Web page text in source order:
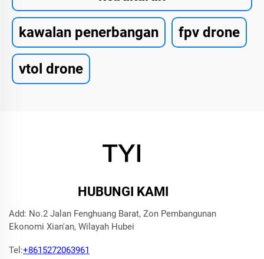
kawalan penerbangan fpv drone
vtol drone
HUBUNGI KAMI
Add: No.2 Jalan Fenghuang Barat, Zon Pembangunan
Ekonomi Xian'an, Wilayah Hubei
Tel:+8615272063961